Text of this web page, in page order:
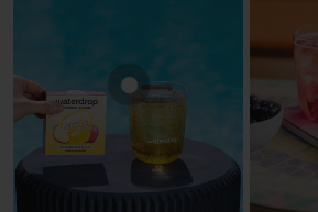
Mostra prodotto MELA